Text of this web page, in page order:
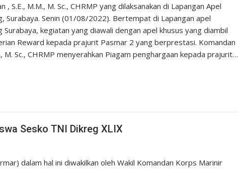
S.E., M.M., M. Sc., CHRMP yang dilaksanakan di Lapangan Apel
Surabaya. Senin (01/08/2022). Bertempat di Lapangan apel
kegiatan yang diawali dengan apel khusus yang diambil
Reward kepada prajurit Pasmar 2 yang berprestasi. Komandan
M. Sc., CHRMP menyerahkan Piagam penghargaan kepada prajurit…
Sesko TNI Dikreg XLIX
dalam hal ini diwakilkan oleh Wakil Komandan Korps Marinir